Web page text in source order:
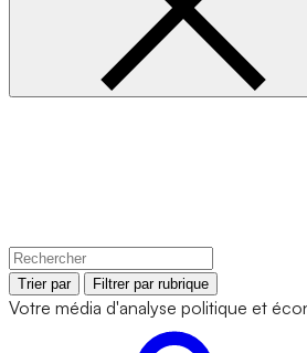
Trier par Filtrer par rubrique
Votre média d'analyse politique et